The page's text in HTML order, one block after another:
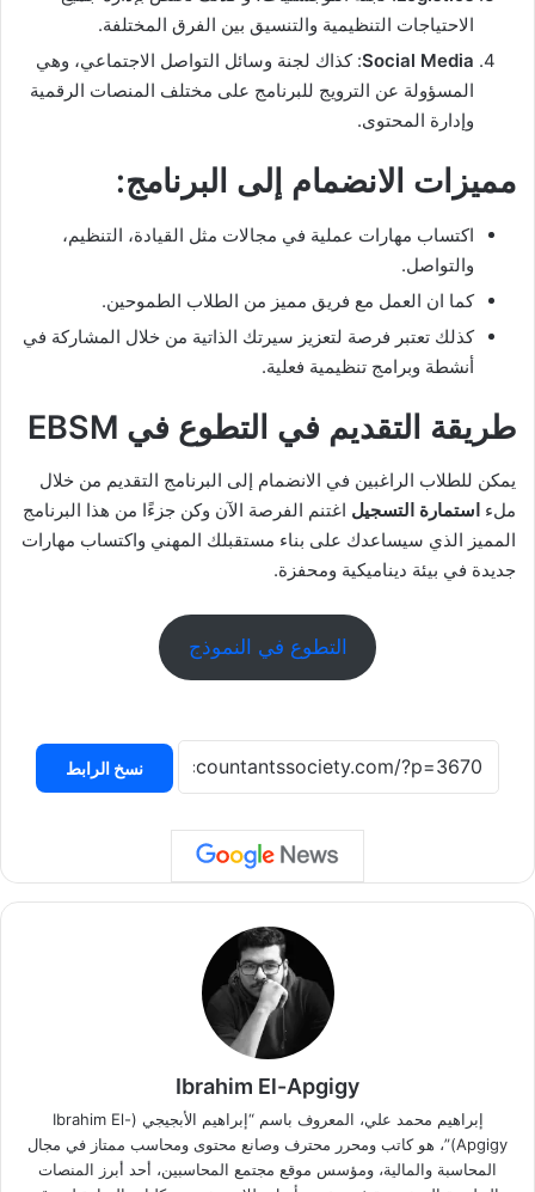
الاحتياجات التنظيمية والتنسيق بين الفرق المختلفة.
Social Media: كذاك لجنة وسائل التواصل الاجتماعي، وهي
المسؤولة عن الترويج للبرنامج على مختلف المنصات الرقمية
وإدارة المحتوى.
مميزات الانضمام إلى البرنامج:
اكتساب مهارات عملية في مجالات مثل القيادة، التنظيم،
والتواصل.
كما ان العمل مع فريق مميز من الطلاب الطموحين.
كذلك تعتبر فرصة لتعزيز سيرتك الذاتية من خلال المشاركة في
أنشطة وبرامج تنظيمية فعلية.
طريقة التقديم في التطوع في EBSM
يمكن للطلاب الراغبين في الانضمام إلى البرنامج التقديم من خلال
ملء استمارة التسجيل اغتنم الفرصة الآن وكن جزءًا من هذا البرنامج
المميز الذي سيساعدك على بناء مستقبلك المهني واكتساب مهارات
جديدة في بيئة ديناميكية ومحفزة.
التطوع في النموذج
نسخ الرابط
Ibrahim El-Apgigy
إبراهيم محمد علي، المعروف باسم “إبراهيم الأبجيجي (Ibrahim El-
Apgigy)”، هو كاتب ومحرر محترف وصانع محتوى ومحاسب ممتاز في مجال
المحاسبة والمالية، ومؤسس موقع مجتمع المحاسبين، أحد أبرز المنصات